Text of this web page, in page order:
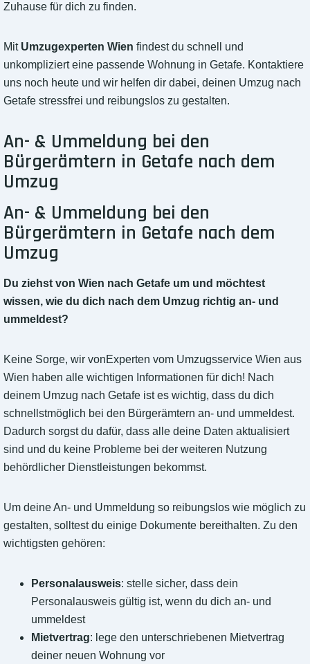
Zuhause für dich zu finden.
Mit Umzugexperten Wien findest du schnell und
unkompliziert eine passende Wohnung in Getafe. Kontaktiere
uns noch heute und wir helfen dir dabei, deinen Umzug nach
Getafe stressfrei und reibungslos zu gestalten.
An- & Ummeldung bei den
Bürgerämtern in Getafe nach dem
Umzug
An- & Ummeldung bei den
Bürgerämtern in Getafe nach dem
Umzug
Du ziehst von Wien nach Getafe um und möchtest
wissen, wie du dich nach dem Umzug richtig an- und
ummeldest?
Keine Sorge, wir vonExperten vom Umzugsservice Wien aus
Wien haben alle wichtigen Informationen für dich! Nach
deinem Umzug nach Getafe ist es wichtig, dass du dich
schnellstmöglich bei den Bürgerämtern an- und ummeldest.
Dadurch sorgst du dafür, dass alle deine Daten aktualisiert
sind und du keine Probleme bei der weiteren Nutzung
behördlicher Dienstleistungen bekommst.
Um deine An- und Ummeldung so reibungslos wie möglich zu
gestalten, solltest du einige Dokumente bereithalten. Zu den
wichtigsten gehören:
Personalausweis: stelle sicher, dass dein
Personalausweis gültig ist, wenn du dich an- und
ummeldest
Mietvertrag: lege den unterschriebenen Mietvertrag
deiner neuen Wohnung vor